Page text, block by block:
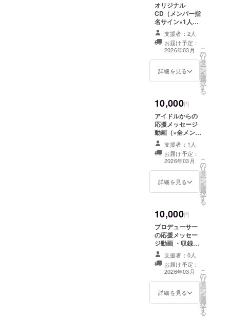
オリジナル
CD（メンバー指
名サイン×1人入
り) （※指名する
メンバーを備考
欄にご記載くだ
さい。） ※リ
ターン品の著作
権及びその他法
ナーに帰属しま
す。
支援者：2人
お届け予定：
2026年03月
詳細を見る
こ
の
リ
タ
ー
ン
を
選
択
す
る
10,000円
アイドルからの
応援メッセージ
動画（×全メン
バー) ・収録時
間：各動画30
秒〜1分程度 ・
提供方法：メー
ルにURLを記載
します。
支援者：1人
お届け予定：
2026年03月
詳細を見る
こ
の
リ
タ
ー
ン
を
選
択
す
る
10,000円
プロデューサー
の応援メッセー
ジ動画 ・収録時
間：30秒〜1分
程度 ・提供方
法：メールに
URLを記載しま
す。
支援者：0人
お届け予定：
2026年03月
詳細を見る
こ
の
リ
タ
ー
ン
を
選
択
す
る